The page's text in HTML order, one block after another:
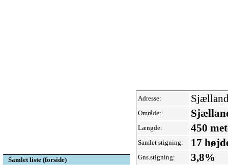
Samlet liste (forside)
Adresse:
Område:
Længde: 450
Samlet stigning: 17
Gns.stigning: 3,8%